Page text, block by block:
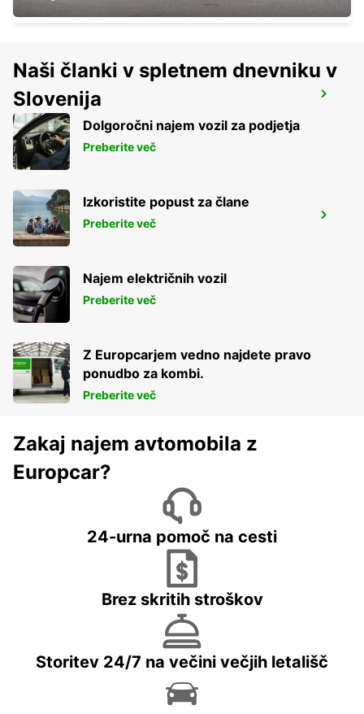
DRAGUIGNAN
DRAGUIGNAN - FRANCE
SAINTE-MAXIME
SAINTE MAXIME - FRANCE
Naši članki v spletnem dnevniku v
Slovenija
Dolgoročni najem vozil za podjetja
Preberite več
Izkoristite popust za člane
Preberite več
Najem električnih vozil
Preberite več
Z Europcarjem vedno najdete pravo
ponudbo za kombi.
Preberite več
Zakaj najem avtomobila z
Europcar?
24-urna pomoč na cesti
Brez skritih stroškov
Storitev 24/7 na večini večjih letališč